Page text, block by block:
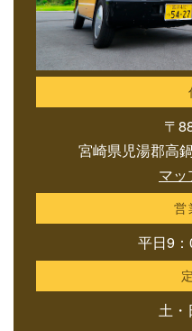
〒
宮崎県児湯郡高
マッ
営
平日9
土・